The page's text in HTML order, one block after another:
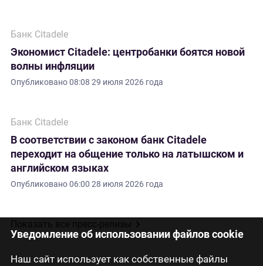
Уведомление об использовании файлов cookie
Наш сайт использует как собственные файлы
Банк Citadele
Экономист Citadele: центробанки боятся новой
волны инфляции
Опубликовано08:08 29 июля 2026 года
Банк Citadele
В соответствии с законом банк Citadele
переходит на общение только на латышском и
английском языках
Опубликовано06:00 28 июля 2026 года